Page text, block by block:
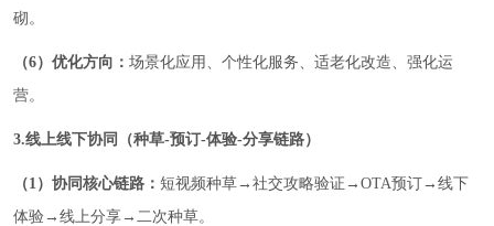
砌。
（6）优化方向： 场景化应用、个性化服务、适老化改造、强化运
营。
3.线上线下协同（种草-预订-体验-分享链路）
（1）协同核心链路： 短视频种草→社交攻略验证→OTA预订→线下
体验→线上分享→二次种草。